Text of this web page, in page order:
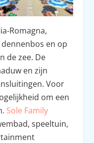
Romagna,
en op
de zee. De
en zijn
Voor
om een
Sole Family
speeltuin,